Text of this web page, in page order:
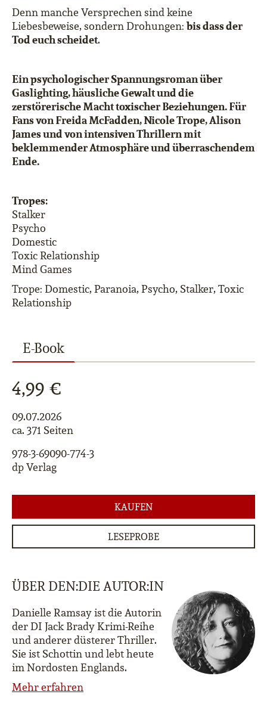
Denn manche Versprechen sind keine
Liebesbeweise, sondern Drohungen: bis dass der
Tod euch scheidet.
Ein psychologischer Spannungsroman über
Gaslighting, häusliche Gewalt und die
zerstörerische Macht toxischer Beziehungen. Für
Fans von Freida McFadden, Nicole Trope, Alison
James und von intensiven Thrillern mit
beklemmender Atmosphäre und überraschendem
Ende.
Tropes:
Stalker
Psycho
Domestic
Toxic Relationship
Mind Games
Trope: Domestic, Paranoia, Psycho, Stalker, Toxic
Relationship
E-Book
4,99 €
09.07.2026
ca. 371 Seiten
978-3-69090-774-3
dp Verlag
KAUFEN
LESEPROBE
ÜBER DEN:DIE AUTOR:IN
Danielle Ramsay ist die Autorin
der DI Jack Brady Krimi-Reihe
und anderer düsterer Thriller.
Sie ist Schottin und lebt heute
im Nordosten Englands.
Mehr erfahren